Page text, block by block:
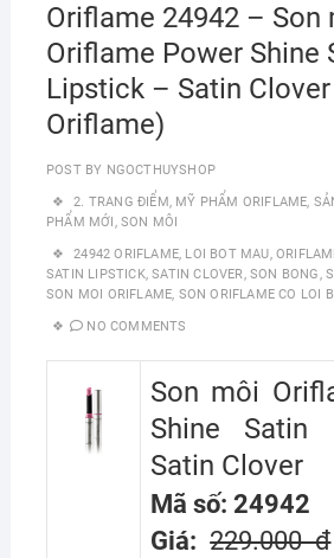
Oriflame 24942 – Son
Oriflame Power Shine
Lipstick – Satin
Oriflame)
POST BY NGOCTHUYSHOP
2. TRANG ĐIỂM, MỸ PHẨM ORIFLAME,
PHẨM MỚI, SON MÔI
24942 ORIFLAME, LOI BOT MAU,
SATIN LIPSTICK,SATIN CLOVER, SON BONG,
SON MOI ORIFLAME, SON ORIFLAME CO LOI
NO COMMENTS
Son môi
Shine Satin
Satin Clover
Mã số: 24942
Giá:229.000 đ